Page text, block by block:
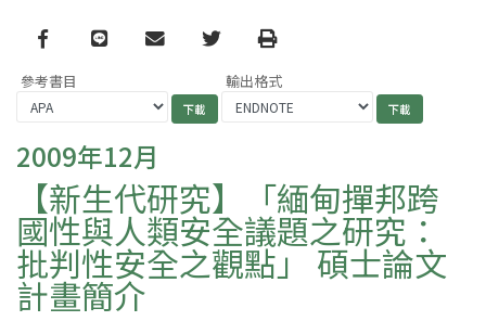
Facebook
line email TwitterPrint
參考書目 輸出格式
2009年12月
【新生代研究】「緬甸撣邦跨
國性與人類安全議題之研究：
批判性安全之觀點」 碩士論文
計畫簡介